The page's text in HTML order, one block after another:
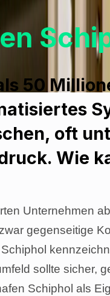
50
oft
Wie
Unternehmen
gegenseitige
sollte sicher,
Schiphol als